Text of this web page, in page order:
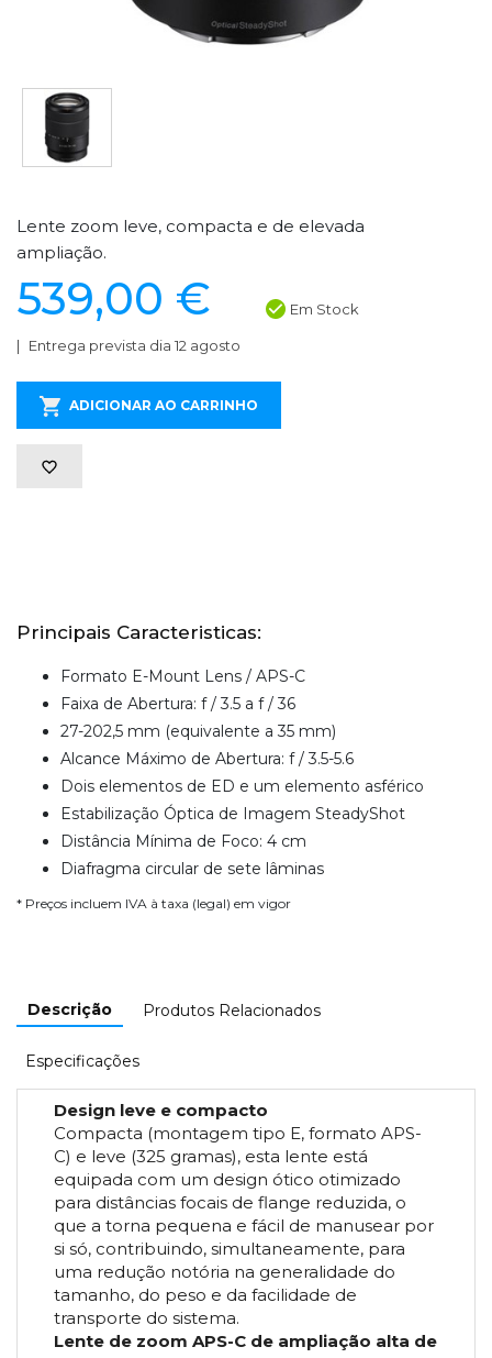
Lente zoom leve, compacta e de elevada
ampliação.
539,00 € Em Stock
Entrega prevista dia 12 agosto
ADICIONAR AO CARRINHO
Principais Caracteristicas:
Formato E-Mount Lens / APS-C
Faixa de Abertura: f / 3.5 a f / 36
27-202,5 mm (equivalente a 35 mm)
Alcance Máximo de Abertura: f / 3.5-5.6
Dois elementos de ED e um elemento asférico
Estabilização Óptica de Imagem SteadyShot
Distância Mínima de Foco: 4 cm
Diafragma circular de sete lâminas
* Preços incluem IVA à taxa (legal) em vigor
Descrição Produtos Relacionados
Especificações
Design leve e compacto
Compacta (montagem tipo E, formato APS-
C) e leve (325 gramas), esta lente está
equipada com um design ótico otimizado
para distâncias focais de flange reduzida, o
que a torna pequena e fácil de manusear por
si só, contribuindo, simultaneamente, para
uma redução notória na generalidade do
tamanho, do peso e da facilidade de
transporte do sistema.
Lente de zoom APS-C de ampliação alta de